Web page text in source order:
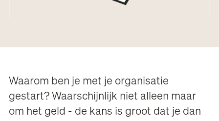
Waarom ben je met je organisatie
gestart? Waarschijnlijk niet alleen maar
om het geld - de kans is groot dat je dan